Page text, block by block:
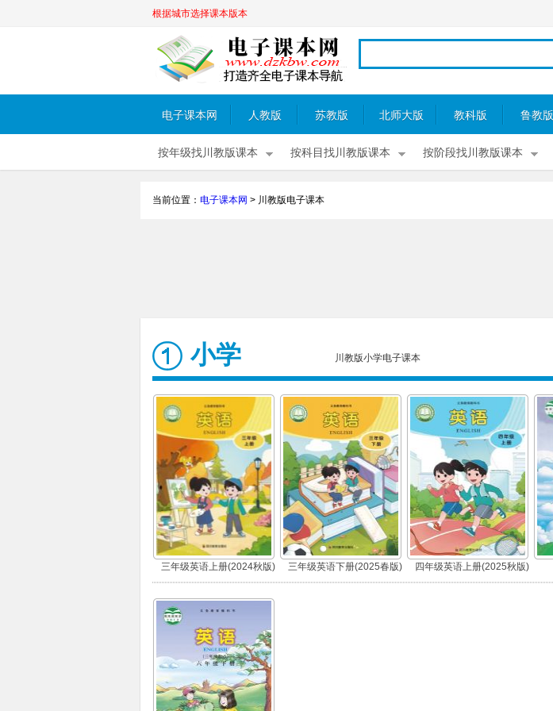
根据城市选择课本版本
电子课本网 人教版 苏教版 北师大版 教科版 鲁教版
按年级找川教版课本 按科目找川教版课本 按阶段找川教版课本
当前位置： 电子课本网 > 川教版电子课本
小学 川教版小学电子课本
三年级英语上册(2024秋版) 三年级英语下册(2025春版) 四年级英语上册(2025秋版)